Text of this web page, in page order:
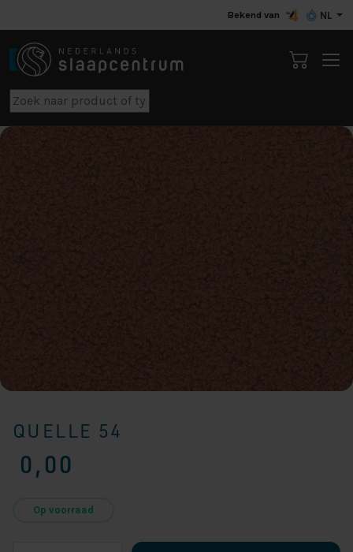
Bekend van NL
QUELLE 54
0,00
Op voorraad